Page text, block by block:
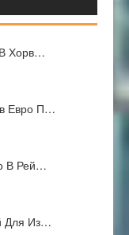
Хорв…
Евро П…
В Рей…
Для Из…